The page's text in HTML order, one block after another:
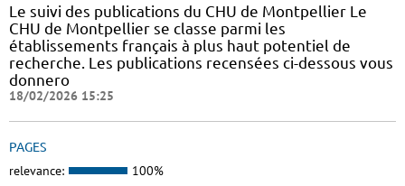
Le suivi des publications du CHU de Montpellier Le
CHU de Montpellier se classe parmi les
établissements français à plus haut potentiel de
recherche. Les publications recensées ci-dessous vous
donnero
18/02/2026 15:25
PAGES
relevance: 100%